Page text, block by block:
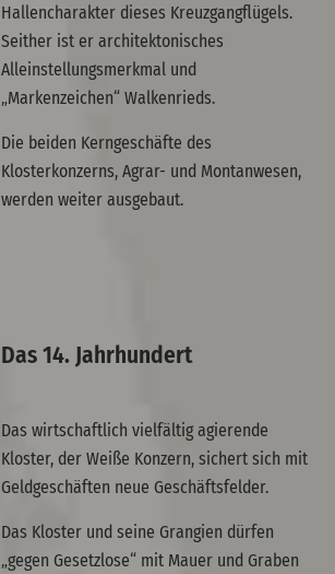
Hallencharakter dieses Kreuzgangflügels.
Seither ist er architektonisches
Alleinstellungsmerkmal und
„Markenzeichen“ Walkenrieds.
Die beiden Kerngeschäfte des
Klosterkonzerns, Agrar- und Montanwesen,
werden weiter ausgebaut.
Das 14. Jahrhundert
Das wirtschaftlich vielfältig agierende
Kloster, der Weiße Konzern, sichert sich mit
Geldgeschäften neue Geschäftsfelder.
Das Kloster und seine Grangien dürfen
„gegen Gesetzlose“ mit Mauer und Graben